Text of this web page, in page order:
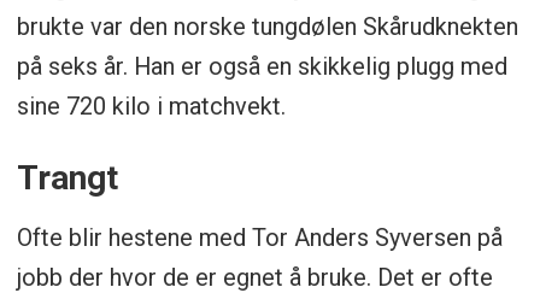
brukte var den norske tungdølen Skårudknekten
på seks år. Han er også en skikkelig plugg med
sine 720 kilo i matchvekt.
Trangt
Ofte blir hestene med Tor Anders Syversen på
jobb der hvor de er egnet å bruke. Det er ofte